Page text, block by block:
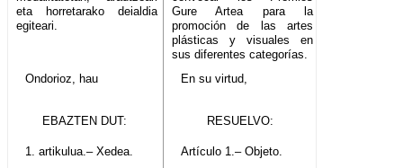
eta horretarako deialdia
egiteari.
Gure Artea para la
promoción de las artes
plásticas y visuales en
sus diferentes categorías.
Ondorioz, hau
En su virtud,
EBAZTEN DUT: RESUELVO:
1. artikulua.– Xedea.
Artículo 1.– Objeto.